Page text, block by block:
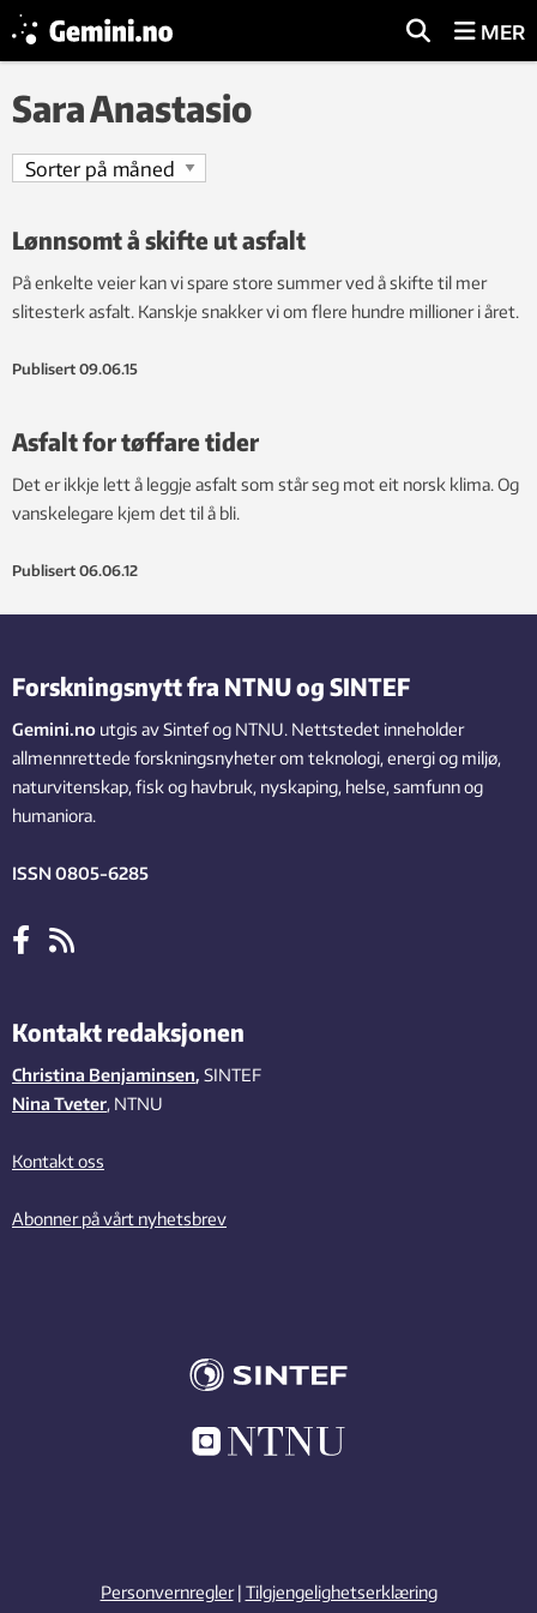
MER
Sara Anastasio
Lønnsomt å skifte ut asfalt
På enkelte veier kan vi spare store summer ved å skifte til mer
slitesterk asfalt. Kanskje snakker vi om flere hundre millioner i året.
Publisert 09.06.15
Asfalt for tøffare tider
Det er ikkje lett å leggje asfalt som står seg mot eit norsk klima. Og
vanskelegare kjem det til å bli.
Publisert 06.06.12
Forskningsnytt fra NTNU og SINTEF
Gemini.no utgis av Sintef og NTNU. Nettstedet inneholder
allmennrettede forskningsnyheter om teknologi, energi og miljø,
naturvitenskap, fisk og havbruk, nyskaping, helse, samfunn og
humaniora.
ISSN 0805-6285
Kontakt redaksjonen
Christina Benjaminsen, SINTEF
Nina Tveter, NTNU
Kontakt oss
Abonner på vårt nyhetsbrev
Personvernregler | Tilgjengelighetserklæring